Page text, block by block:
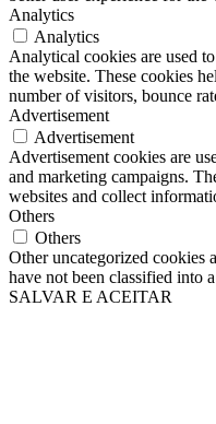
Analytics
Analytics
Analytical cookies are used
the website. These cookies
number of visitors, bounce
Advertisement
Advertisement
Advertisement cookies are
and marketing campaigns.
websites and collect
Others
Others
Other uncategorized cookies
have not been classified into
SALVAR E ACEITAR